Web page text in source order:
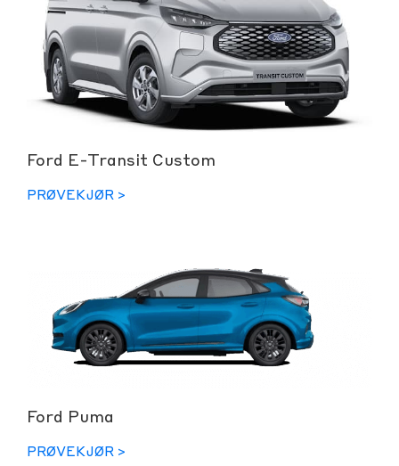
Ford E-Transit Custom
PRØVEKJØR >
Ford Puma
PRØVEKJØR >